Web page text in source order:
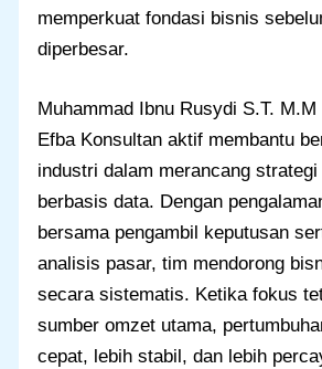
memperkuat fondasi bisnis
diperbesar.
Muhammad Ibnu Rusydi S.T.
Efba Konsultan aktif membantu
industri dalam merancang
berbasis data. Dengan
bersama pengambil keputusan
analisis pasar, tim mendorong
secara sistematis. Ketika fokus
sumber omzet utama,
cepat, lebih stabil, dan lebih